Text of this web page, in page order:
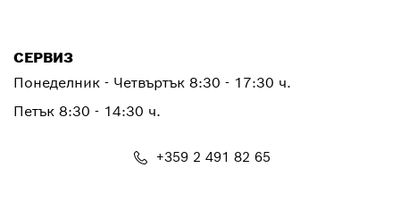
СЕРВИЗ
Понеделник - Четвъртък 8:30 - 17:30 ч.
Петък 8:30 - 14:30 ч.
+359 2 491 82 65